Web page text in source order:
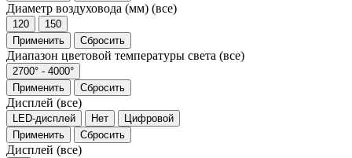
Диаметр воздуховода (мм) (все)
120
150
Применить
Сбросить
Диапазон цветовой температуры света (все)
2700° - 4000°
Применить
Сбросить
Дисплей (все)
LED-дисплей Нет
Цифровой
Применить
Сбросить
Дисплей (все)